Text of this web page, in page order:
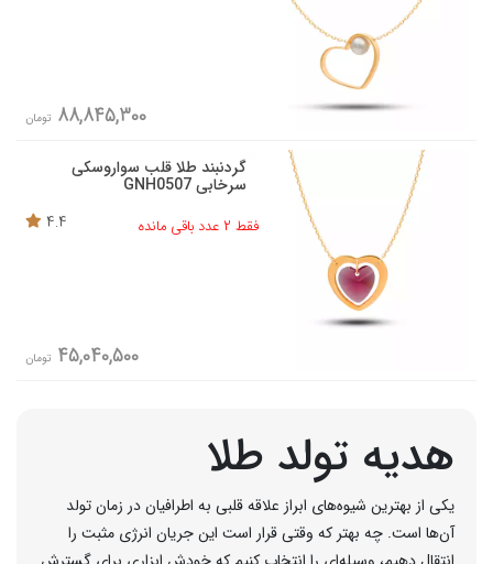
88,845,300 تومان
گردنبند طلا قلب سواروسکی
سرخابی GNH0507
فقط 2 عدد باقی مانده
4.4
45,040,500 تومان
هدیه تولد طلا
یکی از بهترین شیوه‌‌های ابراز علاقه قلبی به اطرافیان در زمان تولد
آن‌ها است. چه بهتر که وقتی قرار است این جریان انرژی مثبت را